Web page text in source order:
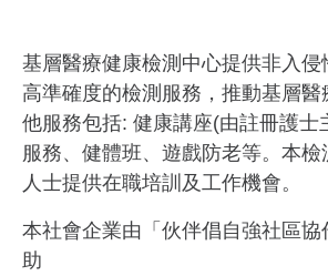
基層醫療健康檢測中心提供非入侵
高準確度的檢測服務，推動基層
他服務包括: 健康講座(由註冊護士
服務、健體班、遊戲防老等。本
人士提供在職培訓及工作機會。
本社會企業由「伙伴倡自強社區協
助